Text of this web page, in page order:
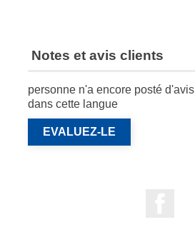
Notes et avis clients
personne n'a encore posté d'avis
dans cette langue
EVALUEZ-LE